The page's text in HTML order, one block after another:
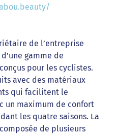
de l’entreprise
gamme de
pour les cyclistes.
avec des matériaux
qui facilitent le
un maximum de confort
les quatre saisons. La
de plusieurs